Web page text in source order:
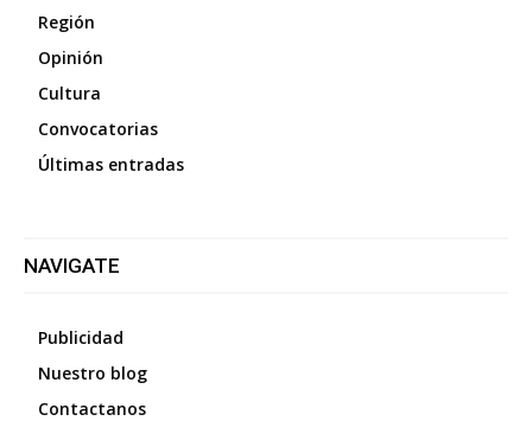
Región
Opinión
Cultura
Convocatorias
Últimas entradas
NAVIGATE
Publicidad
Nuestro blog
Contactanos